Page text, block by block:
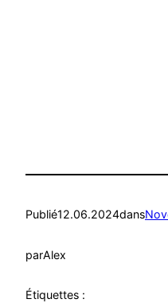
Publié12.06.2024dans
parAlex
Étiquettes :